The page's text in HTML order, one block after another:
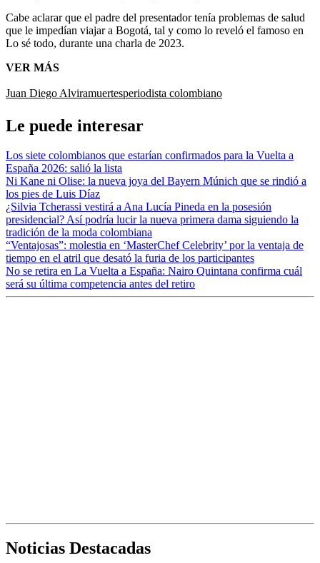
Cabe aclarar que el padre del presentador tenía problemas de salud
que le impedían viajar a Bogotá, tal y como lo reveló el famoso en
Lo sé todo, durante una charla de 2023.
VER MÁS
Juan Diego Alviramuertesperiodista colombiano
Le puede interesar
Los siete colombianos que estarían confirmados para la Vuelta a
España 2026: salió la lista
Ni Kane ni Olise: la nueva joya del Bayern Múnich que se rindió a
los pies de Luis Díaz
¿Silvia Tcherassi vestirá a Ana Lucía Pineda en la posesión
presidencial? Así podría lucir la nueva primera dama siguiendo la
tradición de la moda colombiana
“Ventajosas”: molestia en ‘MasterChef Celebrity’ por la ventaja de
tiempo en el atril que desató la furia de los participantes
No se retira en La Vuelta a España: Nairo Quintana confirma cuál
será su última competencia antes del retiro
Noticias Destacadas